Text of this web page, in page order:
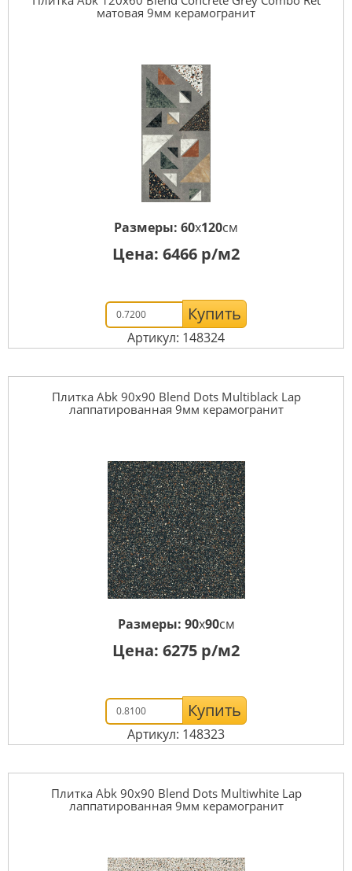
матовая 9мм керамогранит
Размеры: 60x120см
Цена: 6466 р/м2
Купить
Артикул: 148324
Плитка Abk 90x90 Blend Dots Multiblack Lap
лаппатированная 9мм керамогранит
Размеры: 90x90см
Цена: 6275 р/м2
Купить
Артикул: 148323
Плитка Abk 90x90 Blend Dots Multiwhite Lap
лаппатированная 9мм керамогранит